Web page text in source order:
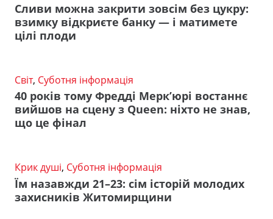
Сливи можна закрити зовсім без цукру:
взимку відкриєте банку — і матимете
цілі плоди
Світ, Суботня інформація
40 років тому Фредді Мерк’юрі востаннє
вийшов на сцену з Queen: ніхто не знав,
що це фінал
Крик душі, Суботня інформація
Їм назавжди 21–23: сім історій молодих
захисників Житомирщини